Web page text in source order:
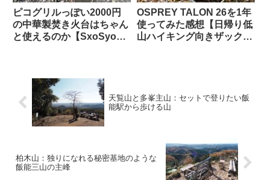
ピコグリルっぽい2000円
の中華製焚き火台はちゃん
と使えるのか【SxoSyo製
OSPREY TALON 26を1年
使ってみた感想【日帰り低
山ハイキング向きザックの
天覧山と多峯主山：セットで登りたい飯
能駅から歩ける山
柏木山：独りになれる秘密基地のような
飯能三山の主峰